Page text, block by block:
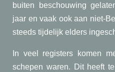
buiten beschouwing
jaar en vaak ook aan niet-
steeds tijdelijk elders
In veel registers komen
schepen waren. Dit heeft